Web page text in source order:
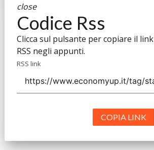
close
Codice Rss
Clicca sul pulsante per copiare il link
RSS negli appunti.
RSS link
COPIA LINK